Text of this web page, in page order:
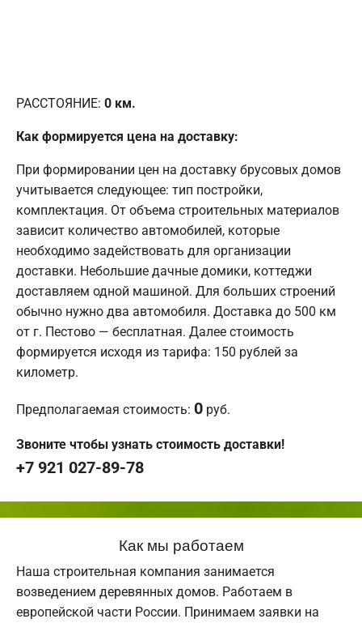
РАССТОЯНИЕ: 0 км.
Как формируется цена на доставку:
При формировании цен на доставку брусовых домов
учитывается следующее: тип постройки,
комплектация. От объема строительных материалов
зависит количество автомобилей, которые
необходимо задействовать для организации
доставки. Небольшие дачные домики, коттеджи
доставляем одной машиной. Для больших строений
обычно нужно два автомобиля. Доставка до 500 км
от г. Пестово — бесплатная. Далее стоимость
формируется исходя из тарифа: 150 рублей за
километр.
Предполагаемая стоимость: 0 руб.
Звоните чтобы узнать стоимость доставки!
+7 921 027-89-78
Как мы работаем
Наша строительная компания занимается
возведением деревянных домов. Работаем в
европейской части России. Принимаем заявки на